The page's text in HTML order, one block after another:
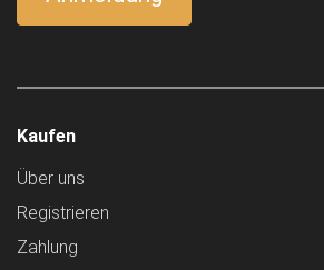
Kaufen
Über uns
Registrieren
Zahlung